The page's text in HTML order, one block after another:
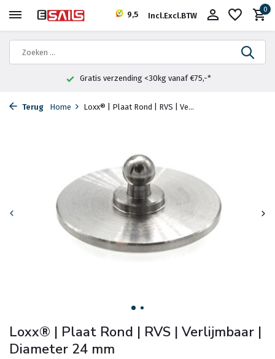
9,5 Incl.Excl.BTW
0
Gratis verzending <30kg vanaf €75,-*
Terug Home Loxx® | Plaat Rond | RVS | Ve...
Loxx® | Plaat Rond | RVS | Verlijmbaar |
Diameter 24 mm